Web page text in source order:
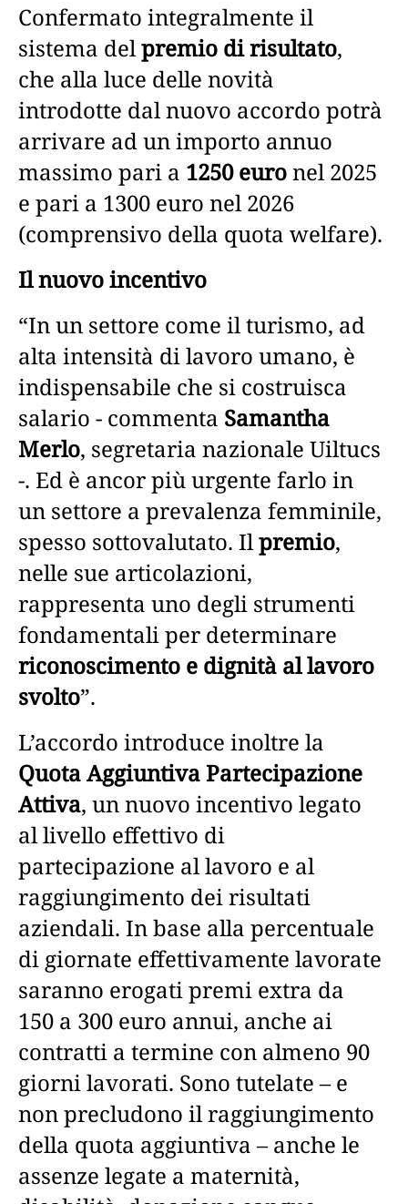
Confermato integralmente il
sistema delpremio di risultato,
che alla luce delle novità
introdotte dal nuovo accordo potrà
arrivare ad un importo annuo
massimo pari a 1250 euronel 2025
e pari a 1300 euro nel 2026
(comprensivo della quota welfare).
Il nuovo incentivo
“In un settore come il turismo, ad
alta intensità di lavoro umano, è
indispensabile che si costruisca
salario - commenta Samantha
Merlo, segretaria nazionale Uiltucs
-. Ed è ancor più urgente farlo in
un settore a prevalenza femminile,
spesso sottovalutato. Ilpremio,
nelle sue articolazioni,
rappresenta uno degli strumenti
fondamentali per determinare
riconoscimento e dignità al lavoro
svolto”.
L’accordo introduce inoltre la
Quota Aggiuntiva Partecipazione
Attiva, un nuovo incentivo legato
al livello effettivo di
partecipazione al lavoro e al
raggiungimento dei risultati
aziendali. In base alla percentuale
di giornate effettivamente lavorate
saranno erogati premi extra da
150 a 300 euro annui, anche ai
contratti a termine con almeno 90
giorni lavorati. Sono tutelate – e
non precludono il raggiungimento
della quota aggiuntiva – anche le
assenze legate a maternità,